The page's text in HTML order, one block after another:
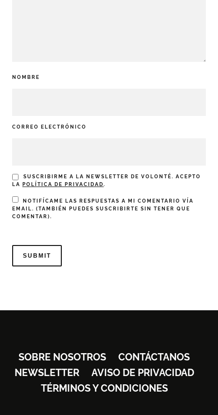
NOMBRE
CORREO ELECTRÓNICO
SUSCRIBIRME A LA NEWSLETTER DE VOLONTÉ. ACEPTO
LA
POLÍTICA DE PRIVACIDAD.
NOTIFÍCAME LAS RESPUESTAS A MI COMENTARIO VÍA
EMAIL. (TAMBIÉN PUEDES SUSCRIBIRTE SIN TENER QUE
COMENTAR).
SOBRE NOSOTROS
CONTÁCTANOS
NEWSLETTER
AVISO DE PRIVACIDAD
TÉRMINOS Y CONDICIONES